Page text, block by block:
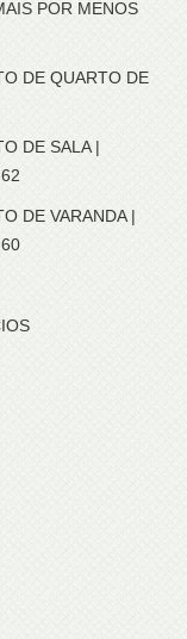
POR MENOS
DE QUARTO DE
DE SALA |
DE VARANDA |